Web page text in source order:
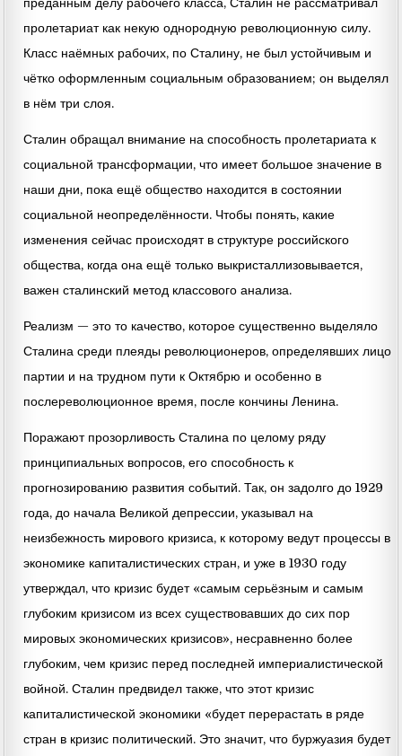
пролетариат как некую однородную революционную силу.
Класс наёмных рабочих, по Сталину, не был устойчивым и
чётко оформленным социальным образованием; он выделял
в нём три слоя.
Сталин обращал внимание на способность пролетариата к
социальной трансформации, что имеет большое значение в
наши дни, пока ещё общество находится в состоянии
социальной неопределённости. Чтобы понять, какие
изменения сейчас происходят в структуре российского
общества, когда она ещё только выкристаллизовывается,
важен сталинский метод классового анализа.
Реализм — это то качество, которое существенно выделяло
Сталина среди плеяды революционеров, определявших лицо
партии и на трудном пути к Октябрю и особенно в
послереволюционное время, после кончины Ленина.
Поражают прозорливость Сталина по целому ряду
принципиальных вопросов, его способность к
прогнозированию развития событий. Так, он задолго до 1929
года, до начала Великой депрессии, указывал на
неизбежность мирового кризиса, к которому ведут процессы в
экономике капиталистических стран, и уже в 1930 году
утверждал, что кризис будет «самым серьёзным и самым
глубоким кризисом из всех существовавших до сих пор
мировых экономических кризисов», несравненно более
глубоким, чем кризис перед последней империалистической
войной. Сталин предвидел также, что этот кризис
капиталистической экономики «будет перерастать в ряде
стран в кризис политический. Это значит, что буржуазия будет